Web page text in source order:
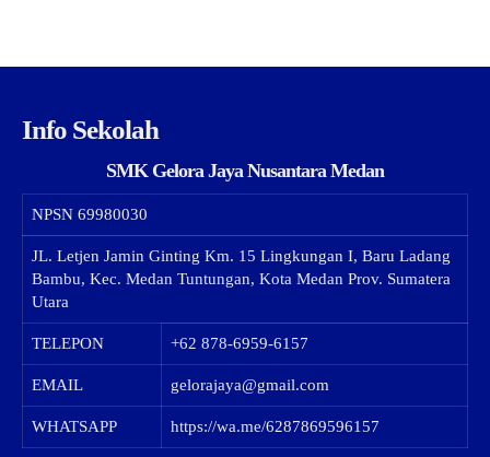
Info Sekolah
SMK Gelora Jaya Nusantara Medan
NPSN 69980030
JL. Letjen Jamin Ginting Km. 15 Lingkungan I, Baru Ladang
Bambu, Kec. Medan Tuntungan, Kota Medan Prov. Sumatera
Utara
TELEPON +62 878-6959-6157
EMAIL gelorajaya@gmail.com
WHATSAPP https://wa.me/6287869596157